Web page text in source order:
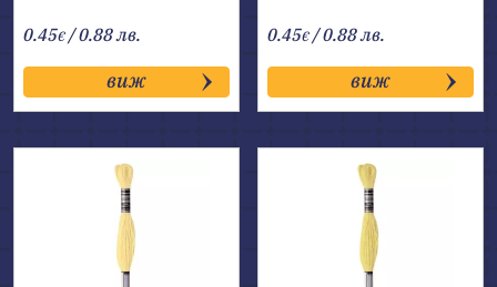
0.45€ / 0.88 лв.
виж
0.45€ / 0.88 лв.
виж